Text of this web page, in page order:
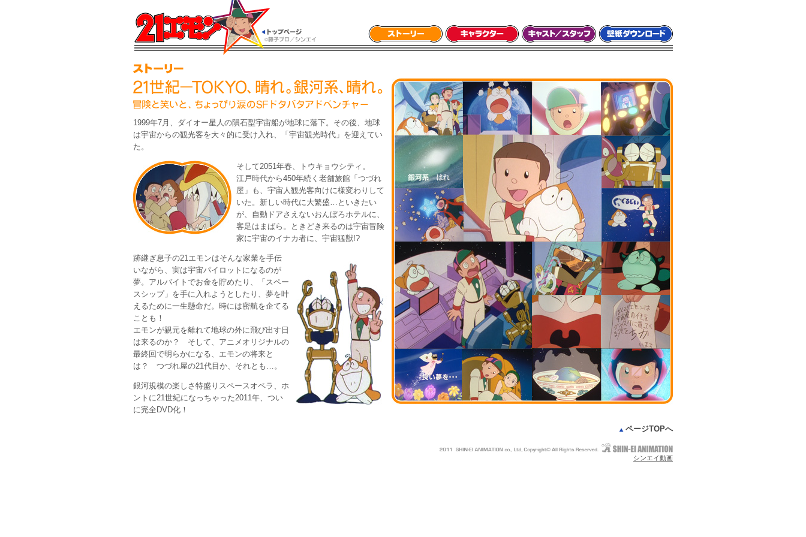
1999年7月、ダイオー星人の隕石型宇宙船が地球に落下。その後、地球
は宇宙からの観光客を大々的に受け入れ、「宇宙観光時代」を迎えてい
た。
そして2051年春、トウキョウシティ。
江戸時代から450年続く老舗旅館「つづれ
屋」も、宇宙人観光客向けに様変わりして
いた。新しい時代に大繁盛…といきたい
が、自動ドアさえないおんぼろホテルに、
客足はまばら。ときどき来るのは宇宙冒険
家に宇宙のイナカ者に、宇宙猛獣!?
跡継ぎ息子の21エモンはそんな家業を手伝
いながら、実は宇宙パイロットになるのが
夢。アルバイトでお金を貯めたり、「スペー
スシップ」を手に入れようとしたり、夢を叶
えるために一生懸命だ。時には密航を企てる
ことも！
エモンが親元を離れて地球の外に飛び出す日
は来るのか？ そして、アニメオリジナルの
最終回で明らかになる、エモンの将来と
は？ つづれ屋の21代目か、それとも…。
銀河規模の楽しさ特盛りスペースオペラ、ホ
ントに21世紀になっちゃった2011年、つい
に完全DVD化！
ページTOPへ
シンエイ動画